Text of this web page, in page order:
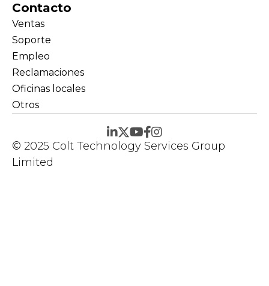
Contacto
Ventas
Soporte
Empleo
Reclamaciones
Oficinas locales
Otros
© 2025 Colt Technology Services Group
Limited